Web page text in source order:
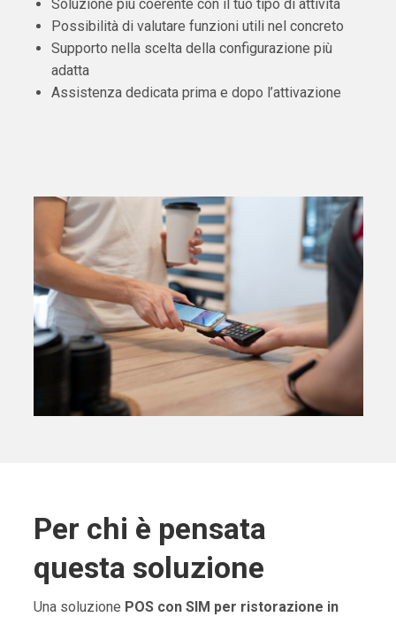
Soluzione più coerente con il tuo tipo di attività
Possibilità di valutare funzioni utili nel concreto
Supporto nella scelta della configurazione più
adatta
Assistenza dedicata prima e dopo l’attivazione
Per chi è pensata
questa soluzione
Una soluzione POS con SIM per ristorazione in